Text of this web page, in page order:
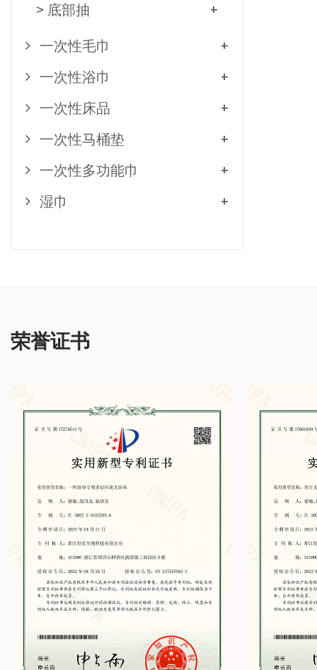
> 底部抽
+
一次性毛巾
+
一次性浴巾
+
一次性床品
+
一次性马桶垫
+
一次性多功能巾
+
湿巾
+
荣誉证书